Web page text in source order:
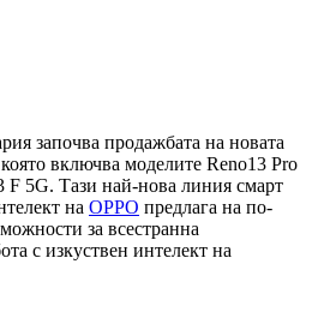
започва продажбата на новата
включва моделите Reno13 Pro
F 5G. Тази най-нова линия смарт
на OPPO предлага на по-
за всестранна
с изкуствен интелект на